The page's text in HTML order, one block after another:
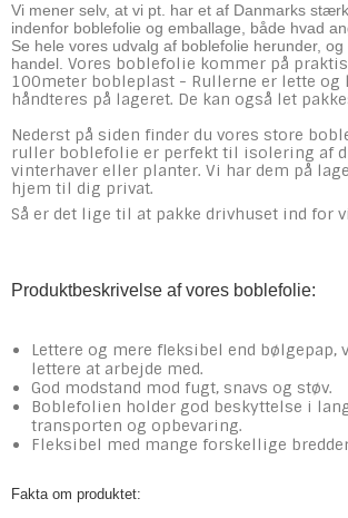
Vi mener selv, at vi pt. har et af Danmarks
indenfor boblefolie og emballage, både hvad
Se hele vores udvalg af boblefolie herunder,
handel. Vores boblefolie kommer på
100meter bobleplast - Rullerne er lette og
håndteres på lageret. De kan også let
Nederst på siden finder du vores store
ruller boblefolie er perfekt til isolering af
vinterhaver eller planter. Vi har dem på
hjem til dig privat.
Så er det lige til at pakke drivhuset ind for
Produktbeskrivelse af vores boblefolie:
Lettere og mere fleksibel end bølgepap,
lettere at arbejde med.
God modstand mod fugt, snavs og støv.
Boblefolien holder god beskyttelse i
transporten og opbevaring.
Fleksibel med mange forskellige
Fakta om produktet: